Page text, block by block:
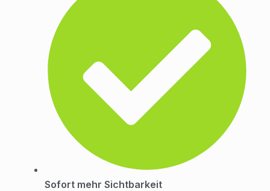
Sofort mehr Sichtbarkeit